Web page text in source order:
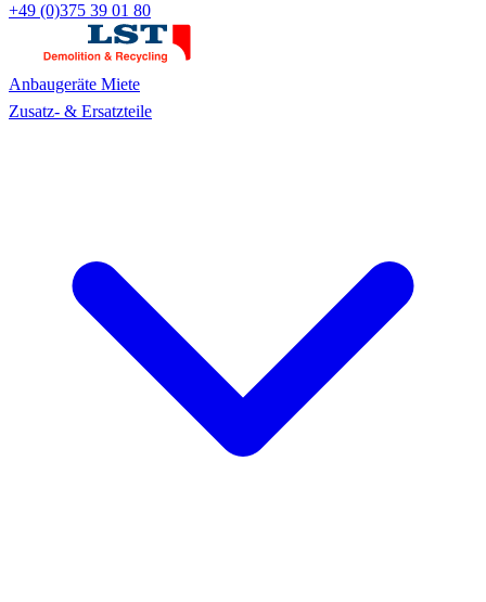
+49 (0)375 39 01 80
Anbaugeräte Miete
Zusatz- & Ersatzteile